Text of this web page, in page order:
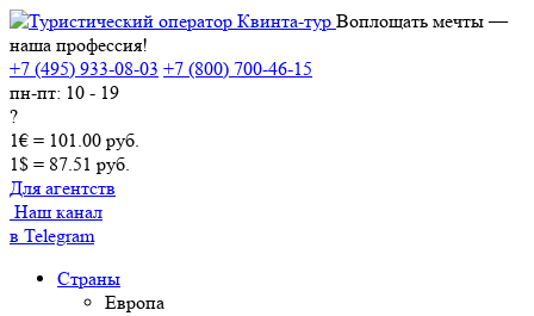
Воплощать мечты —
наша профессия!
+7 (495) 933-08-03 +7 (800) 700-46-15
пн-пт: 10 - 19
?
1€ = 101.00 руб.
1$ = 87.51 руб.
Для агентств
Наш канал
в Telegram
Страны
Европа